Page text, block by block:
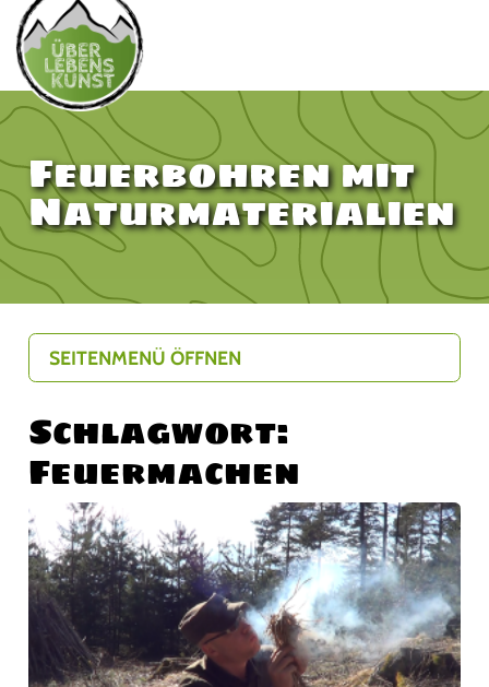
Feuerbohren mit
Naturmaterialien
Schlagwort:
Feuermachen
SEITENMENÜ ÖFFNEN